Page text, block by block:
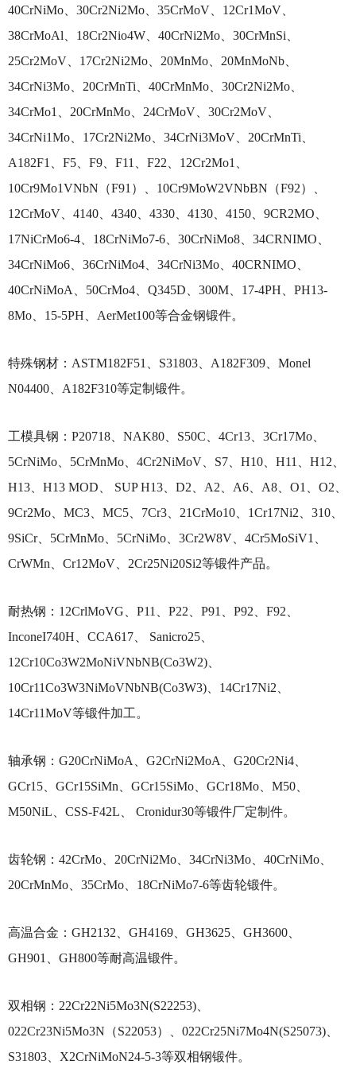
40CrNiMo、30Cr2Ni2Mo、35CrMoV、12Cr1MoV、
38CrMoAl、18Cr2Nio4W、40CrNi2Mo、30CrMnSi、
25Cr2MoV、17Cr2Ni2Mo、20MnMo、20MnMoNb、
34CrNi3Mo、20CrMnTi、40CrMnMo、30Cr2Ni2Mo、
34CrMo1、20CrMnMo、24CrMoV、30Cr2MoV、
34CrNi1Mo、17Cr2Ni2Mo、34CrNi3MoV、20CrMnTi、
A182F1、F5、F9、F11、F22、12Cr2Mo1、
10Cr9Mo1VNbN（F91）、10Cr9MoW2VNbBN（F92）、
12CrMoV、4140、4340、4330、4130、4150、9CR2MO、
17NiCrMo6-4、18CrNiMo7-6、30CrNiMo8、34CRNIMO、
34CrNiMo6、36CrNiMo4、34CrNi3Mo、40CRNIMO、
40CrNiMoA、50CrMo4、Q345D、300M、17-4PH、PH13-
8Mo、15-5PH、AerMet100等合金钢锻件。
特殊钢材：ASTM182F51、S31803、A182F309、Monel
N04400、A182F310等定制锻件。
工模具钢：P20718、NAK80、S50C、4Cr13、3Cr17Mo、
5CrNiMo、5CrMnMo、4Cr2NiMoV、S7、H10、H11、H12、
H13、H13 MOD、 SUP H13、D2、A2、A6、A8、O1、O2、
9Cr2Mo、MC3、MC5、7Cr3、21CrMo10、1Cr17Ni2、310、
9SiCr、5CrMnMo、5CrNiMo、3Cr2W8V、4Cr5MoSiV1、
CrWMn、Cr12MoV、2Cr25Ni20Si2等锻件产品。
耐热钢：12CrlMoVG、P11、P22、P91、P92、F92、
InconeI740H、CCA617、 Sanicro25、
12Cr10Co3W2MoNiVNbNB(Co3W2)、
10Cr11Co3W3NiMoVNbNB(Co3W3)、14Cr17Ni2、
14Cr11MoV等锻件加工。
轴承钢：G20CrNiMoA、G2CrNi2MoA、G20Cr2Ni4、
GCr15、GCr15SiMn、GCr15SiMo、GCr18Mo、M50、
M50NiL、CSS-F42L、 Cronidur30等锻件厂定制件。
齿轮钢：42CrMo、20CrNi2Mo、34CrNi3Mo、40CrNiMo、
20CrMnMo、35CrMo、18CrNiMo7-6等齿轮锻件。
高温合金：GH2132、GH4169、GH3625、GH3600、
GH901、GH800等耐高温锻件。
双相钢：22Cr22Ni5Mo3N(S22253)、
022Cr23Ni5Mo3N（S22053）、022Cr25Ni7Mo4N(S25073)、
S31803、X2CrNiMoN24-5-3等双相钢锻件。